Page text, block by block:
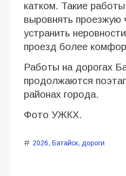
катком. Такие
выровнять проезжую
устранить
проезд более
Работы на дорогах
продолжаются
районах города.
Фото УЖКХ.
2026, Батайск, дороги